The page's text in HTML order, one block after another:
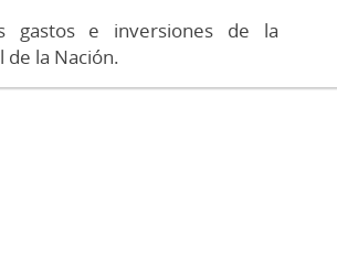
gastos e inversiones de la
de la Nación.